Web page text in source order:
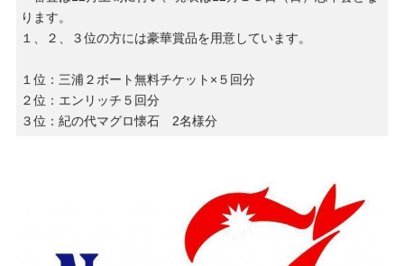
ります。
１、２、３位の方には豪華賞品を用意しています。
１位：三浦２ボート無料チケット×５回分
２位：エンリッチ５回分
３位：紀の代マグロ懐石 2名様分